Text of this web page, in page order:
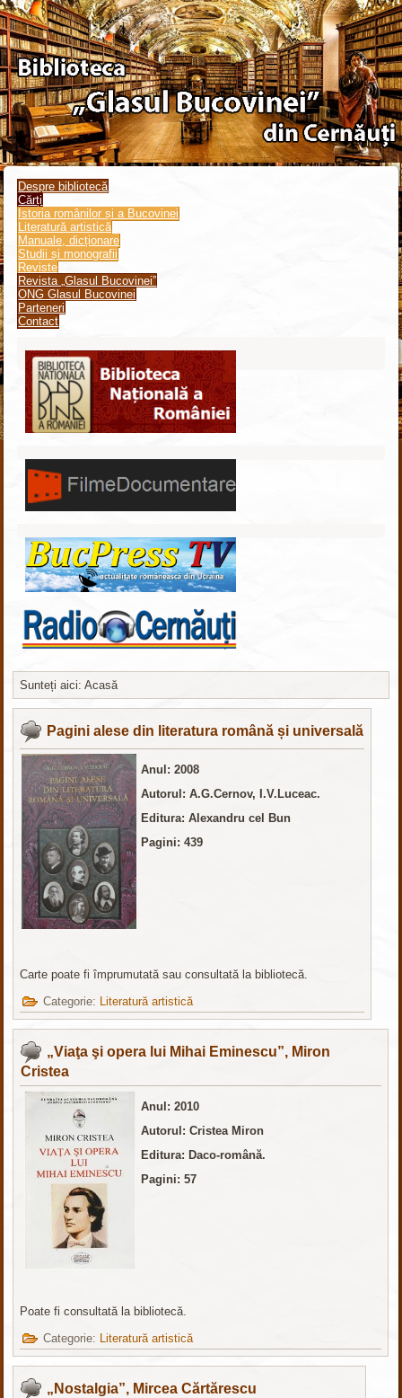
Despre bibliotecă
Cărți
Istoria românilor și a Bucovinei
Literatură artistică
Manuale, dicționare
Studii și monografii
Reviste
Revista „Glasul Bucovinei”
ONG Glasul Bucovinei
Parteneri
Contact
Sunteți aici:Acasă
Pagini alese din literatura română și universală
Anul: 2008
Autorul: A.G.Cernov, I.V.Luceac.
Editura: Alexandru cel Bun
Pagini: 439
Carte poate fi împrumutată sau consultată la bibliotecă.
Categorie:
Literatură artistică
„Viaţa şi opera lui Mihai Eminescu”, Miron
Cristea
Anul: 2010
Autorul: Cristea Miron
Editura: Daco-română.
Pagini: 57
Poate fi consultată la bibliotecă.
Categorie:
Literatură artistică
„Nostalgia”, Mircea Cărtărescu